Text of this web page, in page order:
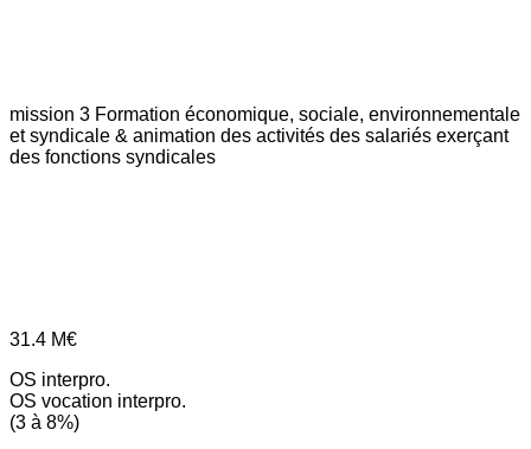
mission 3 Formation économique, sociale, environnementale
et syndicale & animation des activités des salariés exerçant
des fonctions syndicales
31.4 M€
OS interpro.
OS vocation interpro.
(3 à 8%)